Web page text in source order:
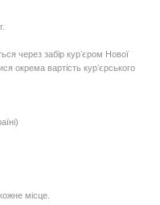
через забір курʼєром Нової
окрема вартість курʼєрського
місце.